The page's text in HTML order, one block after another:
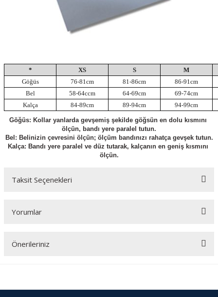
* XS S
M
Göğüs
76-81cm 81-86cm
86-91cm
Bel
58-64ccm 64-69cm
69-74cm
Kalça
84-89cm 89-94cm 94-99cm
Göğüs: Kollar yanlarda gevşemiş şekilde göğsün en dolu kısmını
ölçün, bandı yere paralel tutun.
Bel: Belinizin çevresini ölçün; ölçüm bandınızı rahatça gevşek tutun.
Kalça: Bandı yere paralel ve düz tutarak, kalçanın en geniş kısmını
ölçün.
Taksit Seçenekleri
Yorumlar
Önerileriniz